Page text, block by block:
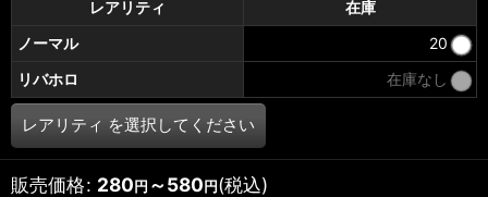
レアリティ
在庫
ノーマル
20
リバホロ
在庫なし
レアリティ を選択してください
販売価格: 280円 ～580円(税込)